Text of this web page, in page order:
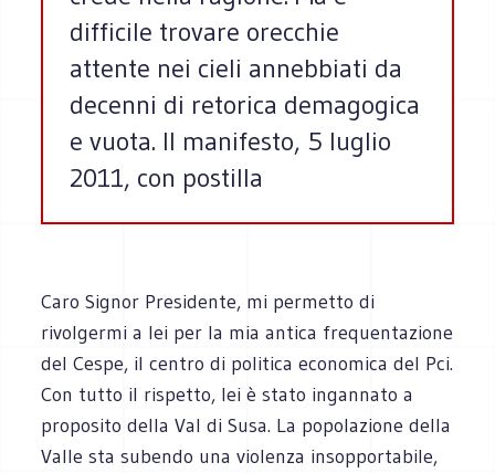
difficile trovare orecchie
attente nei cieli annebbiati da
decenni di retorica demagogica
e vuota. Il manifesto, 5 luglio
2011, con postilla
Caro Signor Presidente, mi permetto di
rivolgermi a lei per la mia antica frequentazione
del Cespe, il centro di politica economica del Pci.
Con tutto il rispetto, lei è stato ingannato a
proposito della Val di Susa. La popolazione della
Valle sta subendo una violenza insopportabile,